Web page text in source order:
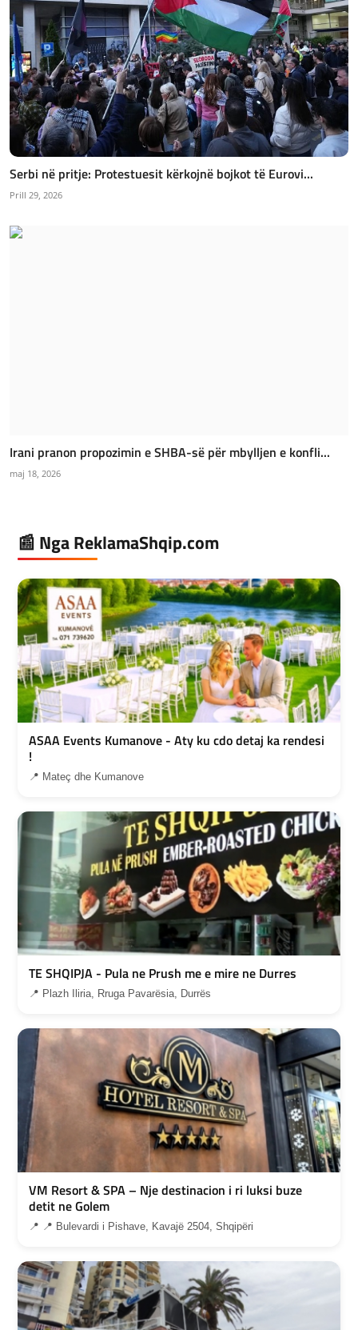
Serbi në pritje: Protestuesit kërkojnë bojkot të Eurovi...
Prill 29, 2026
Irani pranon propozimin e SHBA-së për mbylljen e konfli...
maj 18, 2026
📰 Nga ReklamaShqip.com
ASAA Events Kumanove - Aty ku cdo detaj ka rendesi
!
📍 Mateç dhe Kumanove
TE SHQIPJA - Pula ne Prush me e mire ne Durres
📍 Plazh Iliria, Rruga Pavarësia, Durrës
VM Resort & SPA – Nje destinacion i ri luksi buze
detit ne Golem
📍 📍 Bulevardi i Pishave, Kavajë 2504, Shqipëri